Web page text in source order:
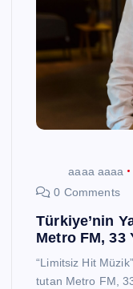
aaaa aaaa
0 Comments
Türkiye’nin
Metro FM, 33
“Limitsiz Hit
tutan Metro FM,